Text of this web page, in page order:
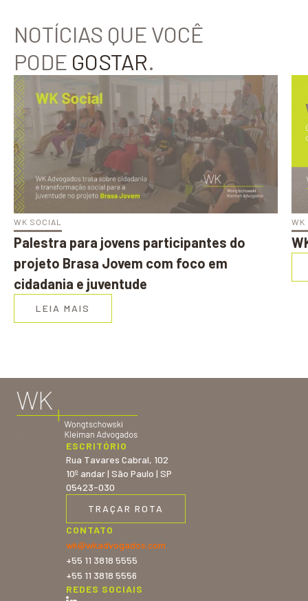
NOTÍCIAS QUE VOCÊ
PODE GOSTAR.
WK SOCIAL
Palestra para jovens participantes do
projeto Brasa Jovem com foco em
cidadania e juventude
LEIA MAIS
WK
ESCRITÓRIO
Rua Tavares Cabral, 102
10º andar | São Paulo | SP
05423-030
TRAÇAR ROTA
CONTATO
wk@wkadvogados.com
+55 11 3818 5555
+55 11 3818 5556
REDES SOCIAIS